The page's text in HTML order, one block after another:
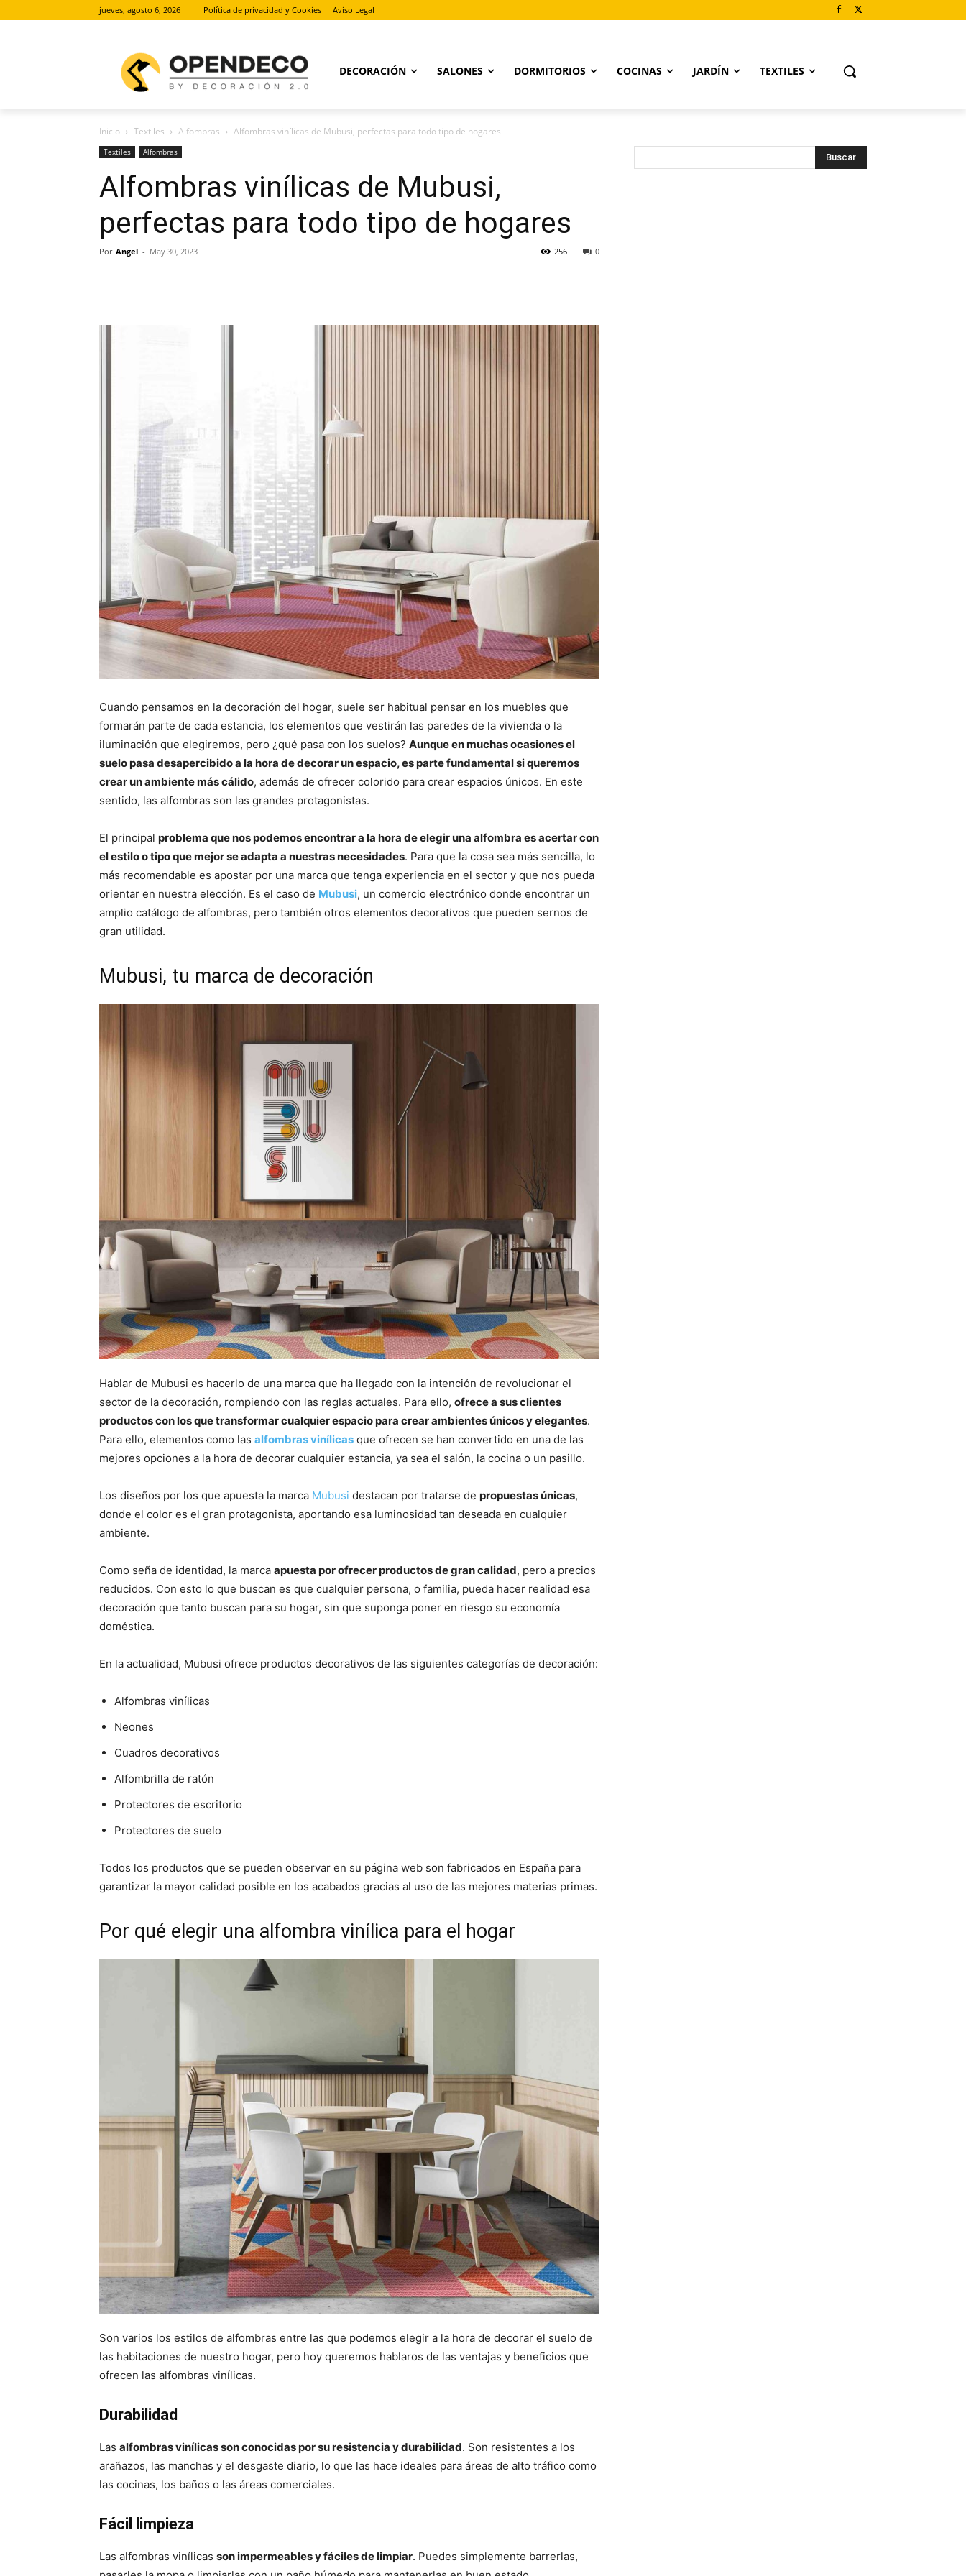
jueves, agosto 6, 2026 Política de privacidad y Cookies Aviso Legal
DECORACIÓN SALONES DORMITORIOS COCINAS JARDÍN TEXTILES
Inicio Textiles Alfombras Alfombras vinílicas de Mubusi, perfectas para todo tipo de hogares
Textiles Alfombras
Alfombras vinílicas de Mubusi,
perfectas para todo tipo de hogares
Por Angel - May 30, 2023 0
256
Cuando pensamos en la decoración del hogar, suele ser habitual pensar en los muebles que
formarán parte de cada estancia, los elementos que vestirán las paredes de la vivienda o la
iluminación que elegiremos, pero ¿qué pasa con los suelos? Aunque en muchas ocasiones el
suelo pasa desapercibido a la hora de decorar un espacio, es parte fundamental si queremos
crear un ambiente más cálido, además de ofrecer colorido para crear espacios únicos. En este
sentido, las alfombras son las grandes protagonistas.
El principal problema que nos podemos encontrar a la hora de elegir una alfombra es acertar con
el estilo o tipo que mejor se adapta a nuestras necesidades. Para que la cosa sea más sencilla, lo
más recomendable es apostar por una marca que tenga experiencia en el sector y que nos pueda
orientar en nuestra elección. Es el caso de Mubusi, un comercio electrónico donde encontrar un
amplio catálogo de alfombras, pero también otros elementos decorativos que pueden sernos de
gran utilidad.
Mubusi, tu marca de decoración
Hablar de Mubusi es hacerlo de una marca que ha llegado con la intención de revolucionar el
sector de la decoración, rompiendo con las reglas actuales. Para ello, ofrece a sus clientes
productos con los que transformar cualquier espacio para crear ambientes únicos y elegantes.
Para ello, elementos como las alfombras vinílicas que ofrecen se han convertido en una de las
mejores opciones a la hora de decorar cualquier estancia, ya sea el salón, la cocina o un pasillo.
Los diseños por los que apuesta la marca Mubusi destacan por tratarse de propuestas únicas,
donde el color es el gran protagonista, aportando esa luminosidad tan deseada en cualquier
ambiente.
Como seña de identidad, la marca apuesta por ofrecer productos de gran calidad, pero a precios
reducidos. Con esto lo que buscan es que cualquier persona, o familia, pueda hacer realidad esa
decoración que tanto buscan para su hogar, sin que suponga poner en riesgo su economía
doméstica.
En la actualidad, Mubusi ofrece productos decorativos de las siguientes categorías de decoración:
Alfombras vinílicas
Neones
Cuadros decorativos
Alfombrilla de ratón
Protectores de escritorio
Protectores de suelo
Todos los productos que se pueden observar en su página web son fabricados en España para
garantizar la mayor calidad posible en los acabados gracias al uso de las mejores materias primas.
Por qué elegir una alfombra vinílica para el hogar
Son varios los estilos de alfombras entre las que podemos elegir a la hora de decorar el suelo de
las habitaciones de nuestro hogar, pero hoy queremos hablaros de las ventajas y beneficios que
ofrecen las alfombras vinílicas.
Durabilidad
Las alfombras vinílicas son conocidas por su resistencia y durabilidad. Son resistentes a los
arañazos, las manchas y el desgaste diario, lo que las hace ideales para áreas de alto tráfico como
las cocinas, los baños o las áreas comerciales.
Fácil limpieza
Las alfombras vinílicas son impermeables y fáciles de limpiar. Puedes simplemente barrerlas,